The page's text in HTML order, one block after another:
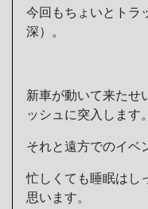
今回もちょいとトラ
深）。
新車が動いて来たせ
ッシュに突入します。
それと遠方でのイベ
忙しくても睡眠はし
思います。